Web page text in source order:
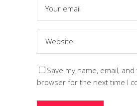
Save my name, email,
browser for the next time I